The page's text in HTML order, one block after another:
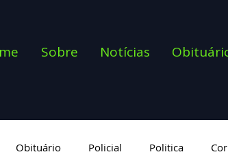
Sobre Notícias
Obituário Policial Politica